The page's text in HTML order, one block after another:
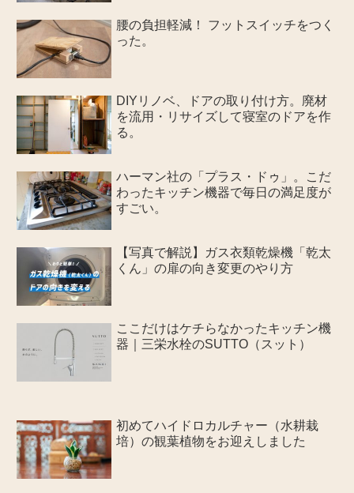
腰の負担軽減！ フットスイッチをつく
った。
DIYリノベ、ドアの取り付け方。廃材
を流用・リサイズして寝室のドアを作
る。
ハーマン社の「プラス・ドゥ」。こだ
わったキッチン機器で毎日の満足度が
すごい。
【写真で解説】ガス衣類乾燥機「乾太
くん」の扉の向き変更のやり方
ここだけはケチらなかったキッチン機
器｜三栄水栓のSUTTO（スット）
初めてハイドロカルチャー（水耕栽
培）の観葉植物をお迎えしました